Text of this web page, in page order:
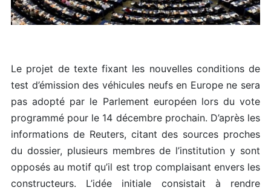
Le projet de texte fixant les nouvelles conditions de
test d’émission des véhicules neufs en Europe ne sera
pas adopté par le Parlement européen lors du vote
programmé pour le 14 décembre prochain. D’après les
informations de Reuters, citant des sources proches
du dossier, plusieurs membres de l’institution y sont
opposés au motif qu’il est trop complaisant envers les
constructeurs. L’idée initiale consistait à rendre